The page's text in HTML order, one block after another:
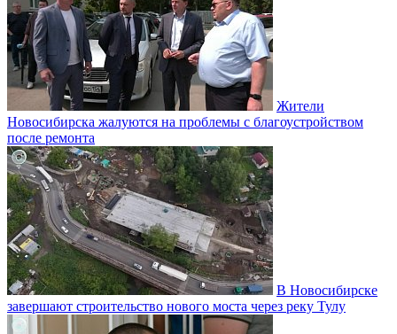
Жители
Новосибирска жалуются на проблемы с благоустройством
после ремонта
В Новосибирске
завершают строительство нового моста через реку Тулу